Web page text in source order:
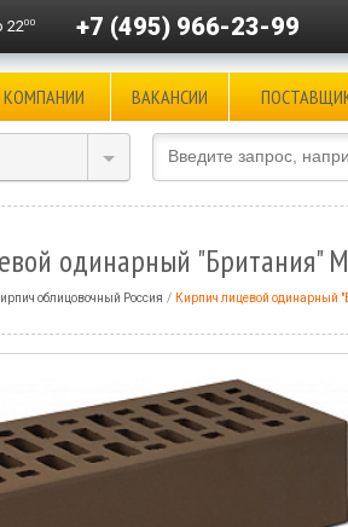
2200 +7 (495) 966-23-99
КОМПАНИИ ВАКАНСИИ
одинарный
облицовочный Россия Кирпич лицевой